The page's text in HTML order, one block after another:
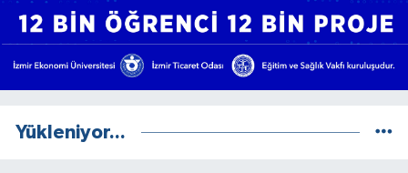
Yükleniyor...